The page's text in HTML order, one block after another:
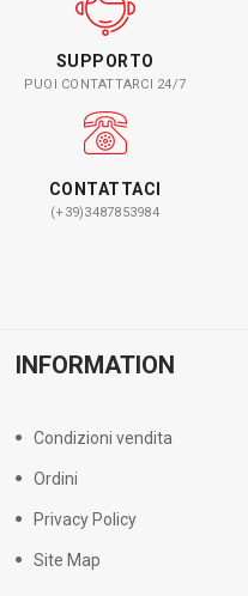
SUPPORTO
PUOI CONTATTARCI 24/7
CONTATTACI
(+39)3487853984
INFORMATION
Condizioni vendita
Ordini
Privacy Policy
Site Map